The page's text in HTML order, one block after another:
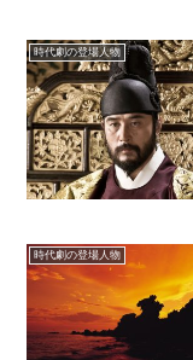
時代劇の登場人物
時代劇の登場人物